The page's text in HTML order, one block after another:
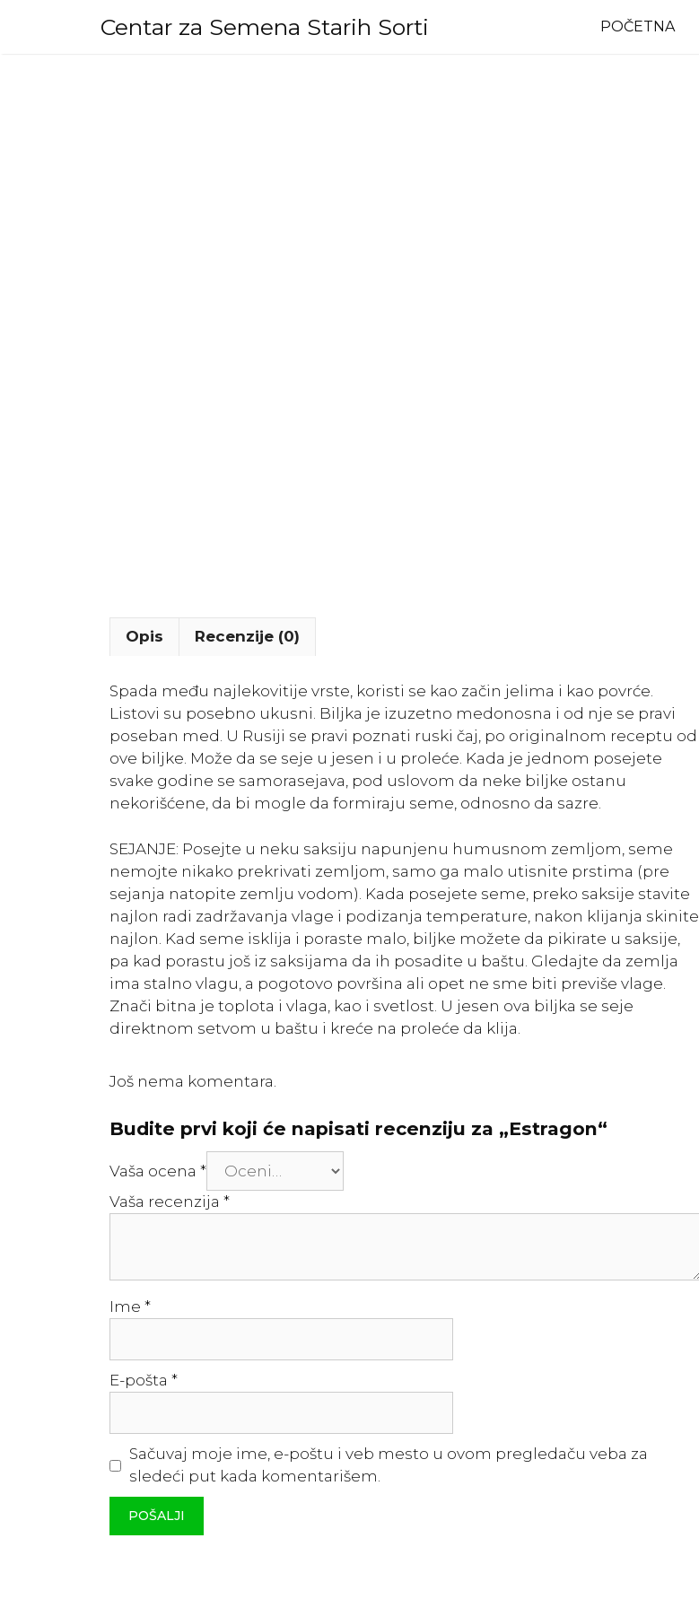
Centar za Semena Starih Sorti POČETNA
Opis Recenzije (0)
Spada među najlekovitije vrste, koristi se kao začin jelima i kao povrće.
Listovi su posebno ukusni. Biljka je izuzetno medonosna i od nje se pravi
poseban med. U Rusiji se pravi poznati ruski čaj, po originalnom receptu od
ove biljke. Može da se seje u jesen i u proleće. Kada je jednom posejete
svake godine se samorasejava, pod uslovom da neke biljke ostanu
nekorišćene, da bi mogle da formiraju seme, odnosno da sazre.
SEJANJE: Posejte u neku saksiju napunjenu humusnom zemljom, seme
nemojte nikako prekrivati zemljom, samo ga malo utisnite prstima (pre
sejanja natopite zemlju vodom). Kada posejete seme, preko saksije stavite
najlon radi zadržavanja vlage i podizanja temperature, nakon klijanja skinite
najlon. Kad seme isklija i poraste malo, biljke možete da pikirate u saksije,
pa kad porastu još iz saksijama da ih posadite u baštu. Gledajte da zemlja
ima stalno vlagu, a pogotovo površina ali opet ne sme biti previše vlage.
Znači bitna je toplota i vlaga, kao i svetlost. U jesen ova biljka se seje
direktnom setvom u baštu i kreće na proleće da klija.
Još nema komentara.
Budite prvi koji će napisati recenziju za „Estragon“
Vaša ocena *
Vaša recenzija *
Ime *
E-pošta *
Sačuvaj moje ime, e-poštu i veb mesto u ovom pregledaču veba za
sledeći put kada komentarišem.